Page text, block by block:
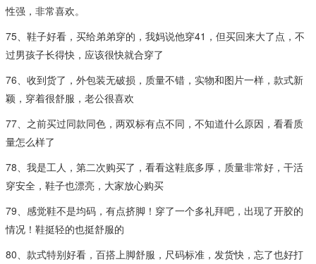
性强，非常喜欢。
75、鞋子好看，买给弟弟穿的，我妈说他穿41，但买回来大了点，不
过男孩子长得快，应该很快就合穿了
76、收到货了，外包装无破损，质量不错，实物和图片一样，款式新
颖，穿着很舒服，老公很喜欢
77、之前买过同款同色，两双标有点不同，不知道什么原因，看看质
量怎么样了
78、我是工人，第二次购买了，看看这鞋底多厚，质量非常好，干活
穿安全，鞋子也漂亮，大家放心购买
79、感觉鞋不是均码，有点挤脚！穿了一个多礼拜吧，出现了开胶的
情况！鞋挺轻的也挺舒服的
80、款式特别好看，百搭上脚舒服，尺码标准，发货快，忘了也好打